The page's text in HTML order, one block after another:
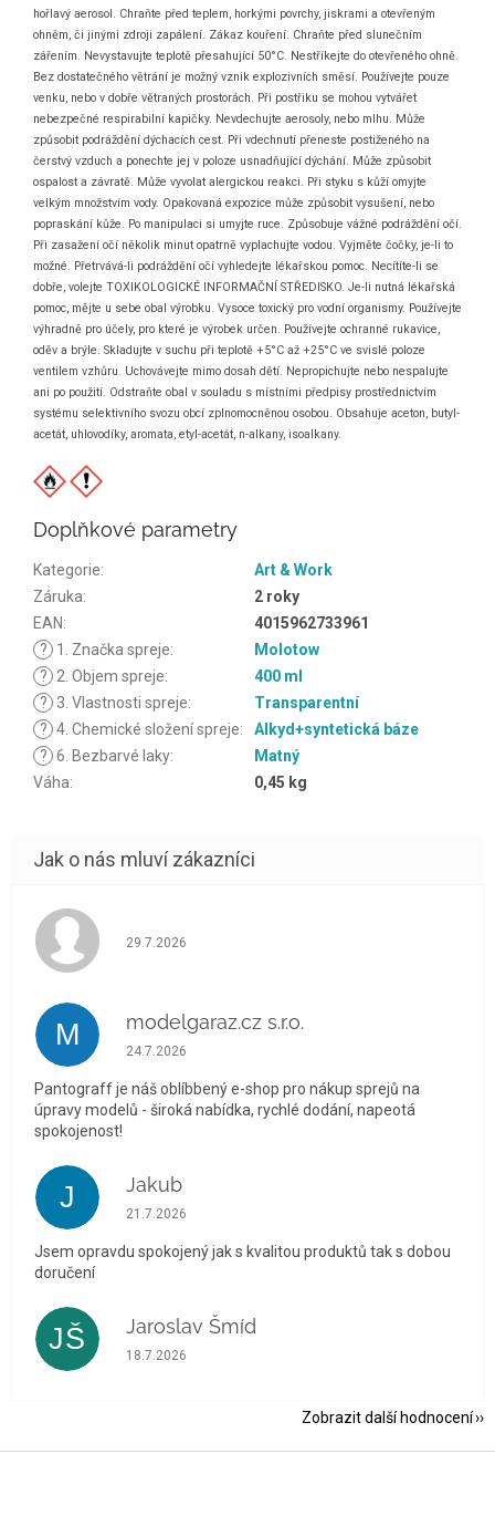
hořlavý aerosol. Chraňte před teplem, horkými povrchy, jiskrami a otevřeným
ohněm, či jinými zdroji zapálení. Zákaz kouření. Chraňte před slunečním
zářením. Nevystavujte teplotě přesahující 50°C. Nestříkejte do otevřeného ohně.
Bez dostatečného větrání je možný vznik explozivních směsí. Používejte pouze
venku, nebo v dobře větraných prostorách. Při postřiku se mohou vytvářet
nebezpečné respirabilní kapičky. Nevdechujte aerosoly, nebo mlhu. Může
způsobit podráždění dýchacích cest. Při vdechnutí přeneste postiženého na
čerstvý vzduch a ponechte jej v poloze usnadňující dýchání. Může způsobit
ospalost a závratě. Může vyvolat alergickou reakci. Při styku s kůží omyjte
velkým množstvím vody. Opakovaná expozice může způsobit vysušení, nebo
popraskání kůže. Po manipulaci si umyjte ruce. Způsobuje vážné podráždění očí.
Při zasažení očí několik minut opatrně vyplachujte vodou. Vyjměte čočky, je-li to
možné. Přetrvává-li podráždění očí vyhledejte lékařskou pomoc. Necítíte-li se
dobře, volejte TOXIKOLOGICKÉ INFORMAČNÍ STŘEDISKO. Je-li nutná lékařská
pomoc, mějte u sebe obal výrobku. Vysoce toxický pro vodní organismy. Používejte
výhradně pro účely, pro které je výrobek určen. Používejte ochranné rukavice,
oděv a brýle. Skladujte v suchu při teplotě +5°C až +25°C ve svislé poloze
ventilem vzhůru. Uchovávejte mimo dosah dětí. Nepropichujte nebo nespalujte
ani po použití. Odstraňte obal v souladu s místními předpisy prostřednictvím
systému selektivního svozu obcí zplnomocněnou osobou. Obsahuje aceton, butyl-
acetát, uhlovodíky, aromata, etyl-acetát, n-alkany, isoalkany.
Doplňkové parametry
Kategorie:
Art & Work
Záruka:
2 roky
EAN:
4015962733961
?
1. Značka spreje:
Molotow
?
2. Objem spreje:
400 ml
?
3. Vlastnosti spreje:
Transparentní
? 4. Chemické složení spreje:
Alkyd+syntetická báze
? 6. Bezbarvé laky:
Matný
Váha: 0,45 kg
Hodnocení obchodu je 5 z 5 hvězdiček.
29.7.2026
M modelgaraz.cz s.r.o.
Hodnocení obchodu je 5 z 5 hvězdiček.
24.7.2026
Pantograff je náš oblíbbený e-shop pro nákup sprejů na
úpravy modelů - široká nabídka, rychlé dodání, napeotá
spokojenost!
J Jakub
Hodnocení obchodu je 5 z 5 hvězdiček.
21.7.2026
Jsem opravdu spokojený jak s kvalitou produktů tak s dobou
doručení
JŠ Jaroslav Šmíd
Hodnocení obchodu je 5 z 5 hvězdiček.
18.7.2026
Zobrazit další hodnocení